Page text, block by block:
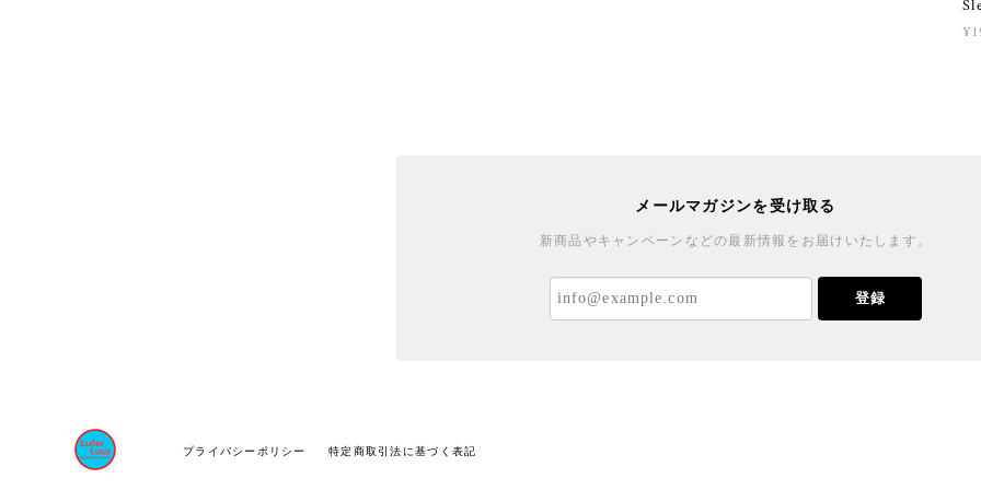
メールマガジンを受け取る
新商品やキャンペーンなどの最新情報をお届けいたします。
登録
プライバシーポリシー 特定商取引法に基づく表記